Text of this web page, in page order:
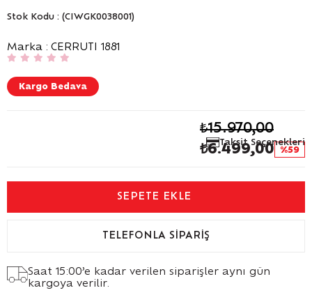
Stok Kodu (CIWGK0038001)
Marka : CERRUTI 1881
Kargo Bedava
Taksit Seçenekleri
59
₺15.970,00
₺6.499,00
TELEFONLA SIPARIŞ
Saat 15:00’e kadar verilen siparişler aynı gün
kargoya verilir.